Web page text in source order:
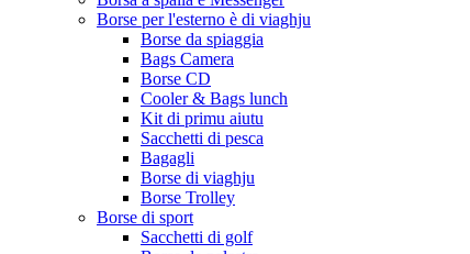
Borse per l'esterno è di viaghju
Borse da spiaggia
Bags Camera
Borse CD
Cooler & Bags lunch
Kit di primu aiutu
Sacchetti di pesca
Bagagli
Borse di viaghju
Borse Trolley
Borse di sport
Sacchetti di golf